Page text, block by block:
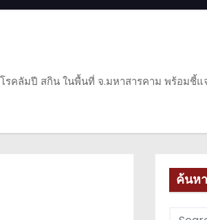
คลัมปี สกิน ในพื้นที่ จ.มหาสารคาม พร้อมชี้แ
ค้นห